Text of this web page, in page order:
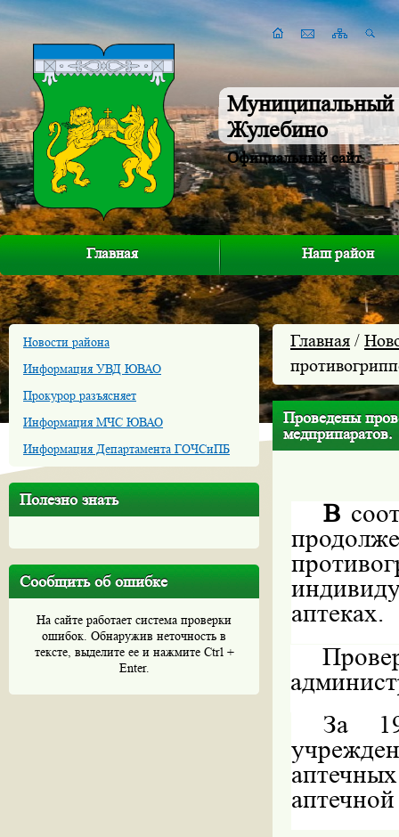
Муниципальный
Жулебино
Официальный сайт
Главная Наш район
Новости района
Информация УВД ЮВАО
Прокурор разъясняет
Информация МЧС ЮВАО
Информация Департамента ГОЧСиПБ
Полезно знать
Сообщить об ошибке
На сайте работает система проверки
ошибок. Обнаружив неточность в
тексте, выделите ее и нажмите Ctrl +
Enter.
Главная /
Проведены
медприпаратов.
В
аптеках.
За